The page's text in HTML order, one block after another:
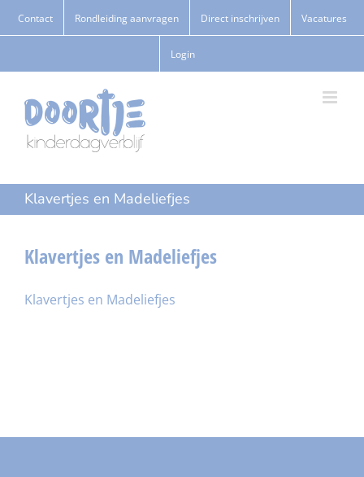
naar
Contact Rondleiding aanvragen Direct inschrijven Vacatures
Login
Klavertjes en Madeliefjes
Klavertjes en Madeliefjes
Klavertjes en Madeliefjes